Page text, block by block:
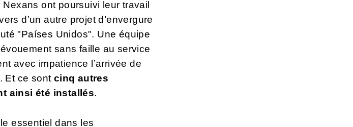
ont poursuivi leur travail
d’un autre projet d’envergure
"Países Unidos". Une équipe
sans faille au service
avec impatience l’arrivée de
Et ce sontcinq autres
ainsi été installés.
essentiel dans les